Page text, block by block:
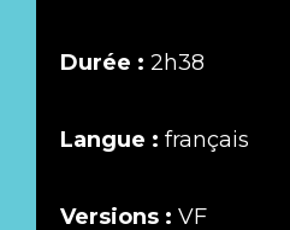
Durée : 2h38
Langue : français
Versions : VF